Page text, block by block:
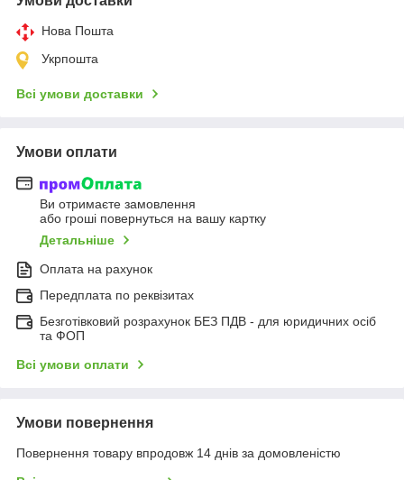
Нова Пошта
Укрпошта
Всі умови доставки
Умови оплати
Ви отримаєте замовлення
або гроші повернуться на вашу картку
Детальніше
Оплата на рахунок
Передплата по реквізитах
Безготівковий розрахунок БЕЗ ПДВ - для юридичних осіб
та ФОП
Всі умови оплати
Умови повернення
Повернення товару впродовж 14 днів за домовленістю